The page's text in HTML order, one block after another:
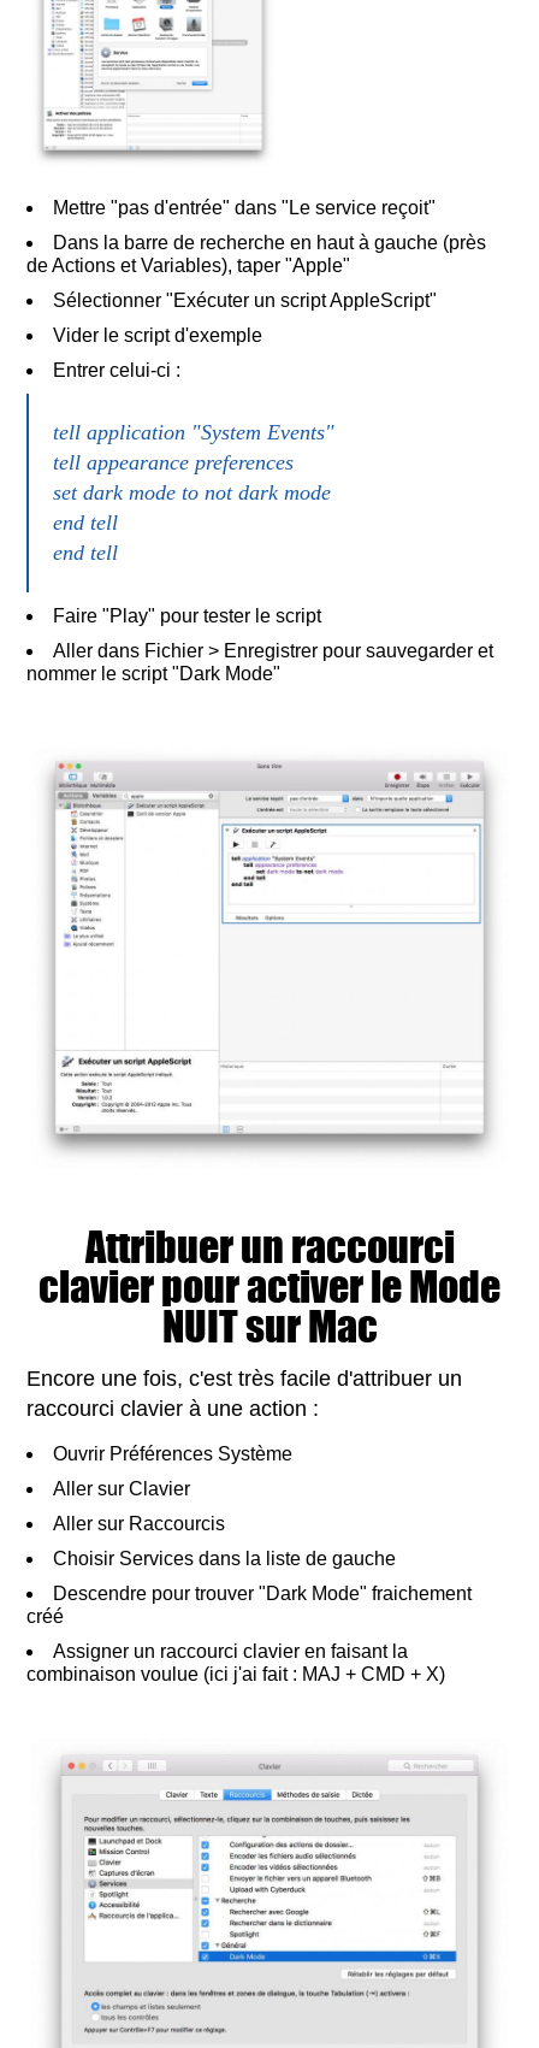
Mettre "pas d'entrée" dans "Le service reçoit"
Dans la barre de recherche en haut à gauche (près
de Actions et Variables), taper "Apple"
Sélectionner "Exécuter un script AppleScript"
Vider le script d'exemple
Entrer celui-ci :
tell application "System Events"
tell appearance preferences
set dark mode to not dark mode
end tell
end tell
Faire "Play" pour tester le script
Aller dans Fichier > Enregistrer pour sauvegarder et
nommer le script "Dark Mode"
Attribuer un raccourci
clavier pour activer le Mode
NUIT sur Mac
Encore une fois, c'est très facile d'attribuer un
raccourci clavier à une action :
Ouvrir Préférences Système
Aller sur Clavier
Aller sur Raccourcis
Choisir Services dans la liste de gauche
Descendre pour trouver "Dark Mode" fraichement
créé
Assigner un raccourci clavier en faisant la
combinaison voulue (ici j'ai fait : MAJ + CMD + X)